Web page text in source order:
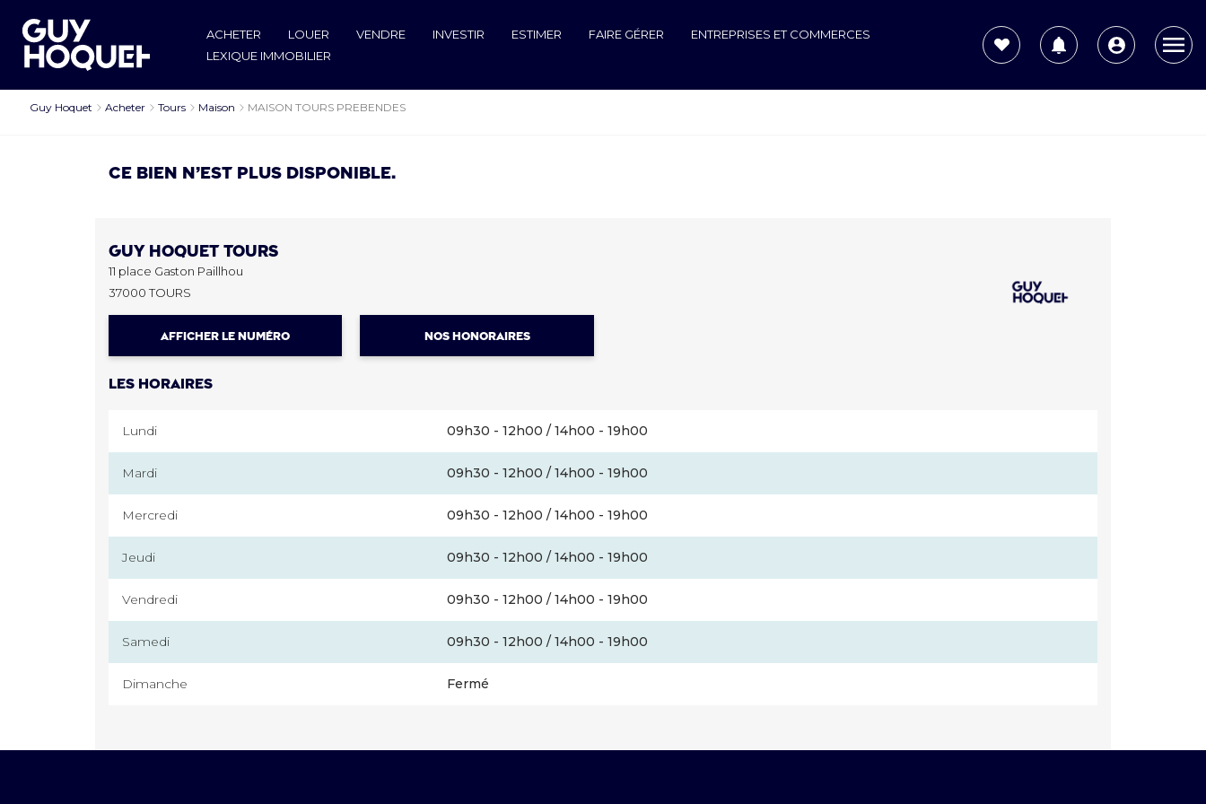
ACHETER LOUER VENDRE INVESTIR ESTIMER FAIRE GÉRER
ENTREPRISES ET COMMERCES
LEXIQUE IMMOBILIER
Guy Hoquet Acheter Tours Maison MAISON TOURS PREBENDES
Ce bien n’est plus disponible.
Guy Hoquet TOURS
11 place Gaston Paillhou
37000 TOURS
AFFICHER LE NUMÉRO NOS HONORAIRES
Les horaires
Lundi 09h30 - 12h00 / 14h00 - 19h00
Mardi 09h30 - 12h00 / 14h00 - 19h00
Mercredi 09h30 - 12h00 / 14h00 - 19h00
Jeudi 09h30 - 12h00 / 14h00 - 19h00
Vendredi 09h30 - 12h00 / 14h00 - 19h00
Samedi 09h30 - 12h00 / 14h00 - 19h00
Dimanche Fermé